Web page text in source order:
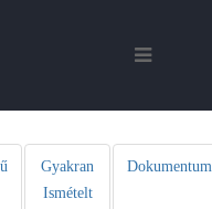
Gyakran
Ismételt